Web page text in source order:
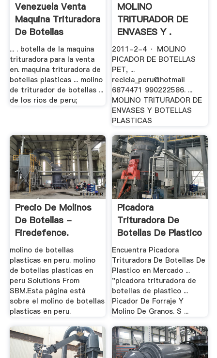
Venezuela Venta
Maquina Trituradora
De Botellas
... . botella de la maquina
trituradora para la venta
en. maquina trituradora de
botellas plasticas ... molino
de triturador de botellas ...
de los rios de peru;
MOLINO
TRITURADOR DE
ENVASES Y .
2011-2-4 · MOLINO
PICADOR DE BOTELLAS
PET, ...
recicla_peru@hotmail
6874471 990222586. ...
MOLINO TRITURADOR DE
ENVASES Y BOTELLAS
PLASTICAS
Precio De Molinos
De Botellas -
Firedefence.
molino de botellas
plasticas en peru. molino
de botellas plasticas en
peru Solutions From
SBM.Esta página está
sobre el molino de botellas
plasticas en peru.
Picadora
Trituradora De
Botellas De Plastico
En .
Encuentra Picadora
Trituradora De Botellas De
Plastico en Mercado ...
"picadora trituradora de
botellas de plastico ...
Picador De Forraje Y
Molino De Granos. S ...